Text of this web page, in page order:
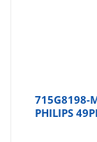
715G8198-
PHILIPS